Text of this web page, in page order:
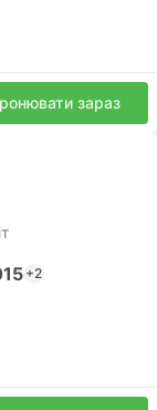
зараз
+2